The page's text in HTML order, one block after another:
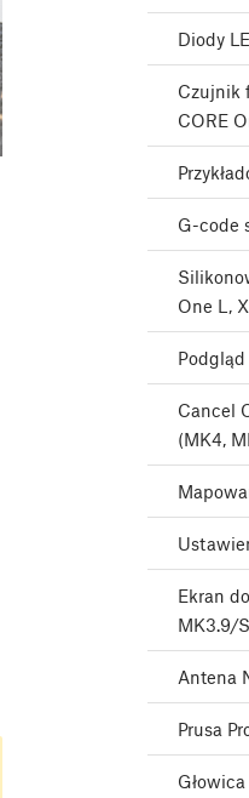
Diody
Czujnik
CORE
G-code
One L,
Cancel
(MK4,
Ekran
MK3.9/
Antena
Prusa